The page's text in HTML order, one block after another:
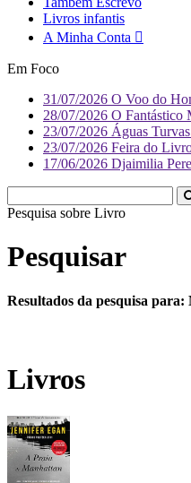
Livros infantis
A Minha Conta
Em Foco
31/07/2026 O Voo do
28/07/2026 O Fantástico
23/07/2026 Águas
23/07/2026 Feira do
17/06/2026 Djaimilia
Pesquisa sobre Liv
Pesquisar
Resultados da pesquisa
Livros